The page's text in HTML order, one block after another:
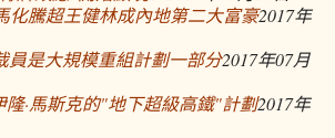
化騰超王健林成內地第二大富豪2017年
員是大規模重組計劃一部分2017年07月
·馬斯克的"地下超級高鐵"計劃2017年